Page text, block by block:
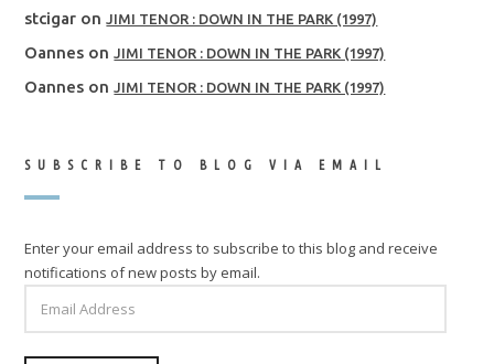
stcigar onJIMI TENOR : DOWN IN THE PARK (1997)
Oannes onJIMI TENOR : DOWN IN THE PARK (1997)
Oannes onJIMI TENOR : DOWN IN THE PARK (1997)
SUBSCRIBE TO BLOG VIA EMAIL
Enter your email address to subscribe to this blog and receive
notifications of new posts by email.
ADDRESS